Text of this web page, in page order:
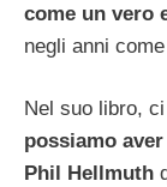
come un vero
negli anni
Nel suo libro,
possiamo
Phil Hellmuth